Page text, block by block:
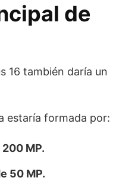
de
16 también daría un
estaría formada por:
MP.
50 MP.